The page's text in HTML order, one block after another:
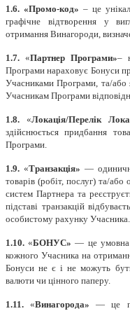
1.6. «Промо-код» – це
графічне відтворення у
отримання Винагороди,
1.7. «Партнер Програми»–
Програми нараховує Бонуси
Учасниками Програми, та/або
Учасникам Програми
1.8. «Локація/Перелік
здійснюється придбання
Програми.
1.9. «Транзакція» —
товарів (робіт, послуг) та/
систем Партнера та
підставі транзакцій
особистому рахунку Учасника.
1.10. «БОНУС» — це умовна
кожного Учасника на
Бонуси не є і не можуть
валюти чи цінного паперу.
1.11. «Винагорода» — це